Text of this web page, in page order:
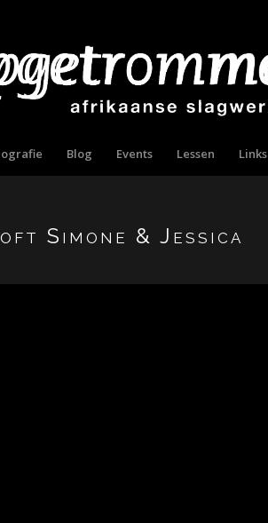
Blog Events Lessen Links
Simone & Jessica